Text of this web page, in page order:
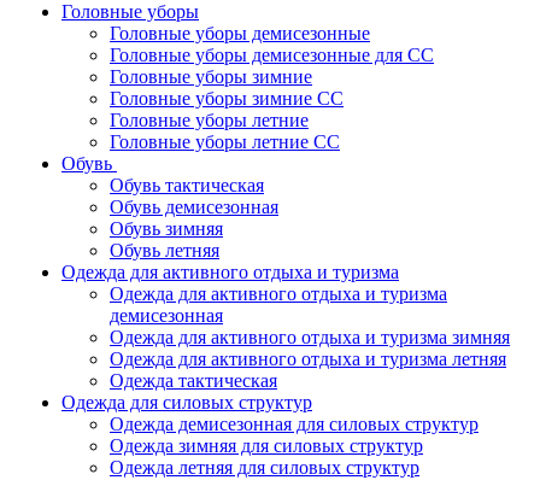
Головные уборы
Головные уборы демисезонные
Головные уборы демисезонные для СС
Головные уборы зимние
Головные уборы зимние СС
Головные уборы летние
Головные уборы летние СС
Обувь
Обувь тактическая
Обувь демисезонная
Обувь зимняя
Обувь летняя
Одежда для активного отдыха и туризма
Одежда для активного отдыха и туризма
демисезонная
Одежда для активного отдыха и туризма зимняя
Одежда для активного отдыха и туризма летняя
Одежда тактическая
Одежда для силовых структур
Одежда демисезонная для силовых структур
Одежда зимняя для силовых структур
Одежда летняя для силовых структур